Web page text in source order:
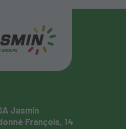
Jasmin
François, 14